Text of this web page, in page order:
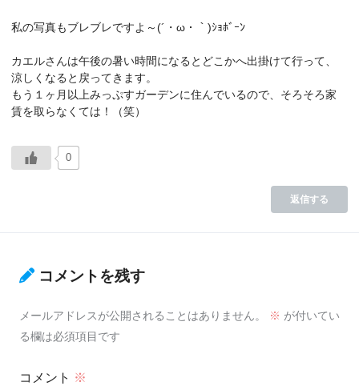
私の写真もブレブレですよ～(´・ω・｀)ｼｮﾎﾞｰﾝ
カエルさんは午後の暑い時間になるとどこかへ出掛けて行って、
涼しくなると戻ってきます。
もう１ヶ月以上みっぷすガーデンに住んでいるので、そろそろ家
賃を取らなくては！（笑）
0
返信する
コメントを残す
メールアドレスが公開されることはありません。 ※ が付いてい
る欄は必須項目です
コメント ※